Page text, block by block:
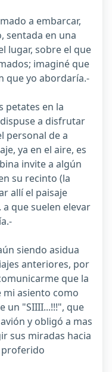
a embarcar,
sentada en una
lugar, sobre el que
imaginé que
que yo abordaría.-
petates en la
a disfrutar
personal de a
ya en el aire, es
invite a algún
su recinto (la
allí el paisaje
que suelen elevar
siendo asidua
anteriores, por
que la
mi asiento como
un "SIIII...!!!", que
y obligó a mas
sus miradas hacia
proferido